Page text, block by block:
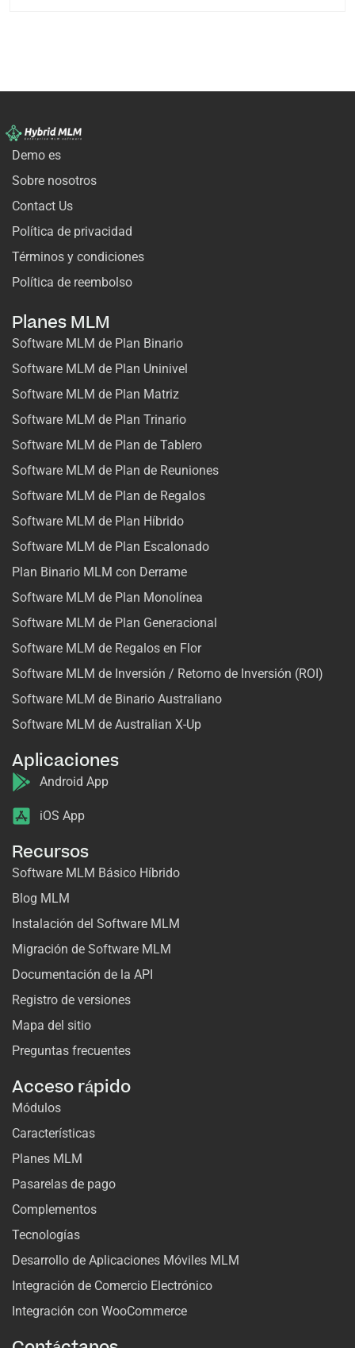
Demo es
Sobre nosotros
Contact Us
Política de privacidad
Términos y condiciones
Política de reembolso
Planes MLM
Software MLM de Plan Binario
Software MLM de Plan Uninivel
Software MLM de Plan Matriz
Software MLM de Plan Trinario
Software MLM de Plan de Tablero
Software MLM de Plan de Reuniones
Software MLM de Plan de Regalos
Software MLM de Plan Híbrido
Software MLM de Plan Escalonado
Plan Binario MLM con Derrame
Software MLM de Plan Monolínea
Software MLM de Plan Generacional
Software MLM de Regalos en Flor
Software MLM de Inversión / Retorno de Inversión (ROI)
Software MLM de Binario Australiano
Software MLM de Australian X-Up
Aplicaciones
Android App
iOS App
Recursos
Software MLM Básico Híbrido
Blog MLM
Instalación del Software MLM
Migración de Software MLM
Documentación de la API
Registro de versiones
Mapa del sitio
Preguntas frecuentes
Acceso rápido
Módulos
Características
Planes MLM
Pasarelas de pago
Complementos
Tecnologías
Desarrollo de Aplicaciones Móviles MLM
Integración de Comercio Electrónico
Integración con WooCommerce